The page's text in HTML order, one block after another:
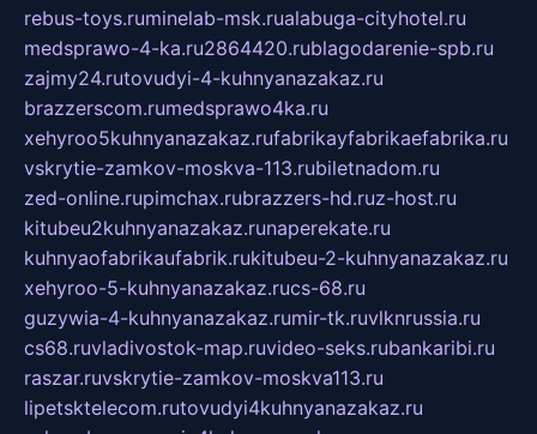
rebus-toys.ruminelab-msk.rualabuga-cityhotel.ru
medsprawo-4-ka.ru2864420.rublagodarenie-spb.ru
zajmy24.rutovudyi-4-kuhnyanazakaz.ru
brazzerscom.rumedsprawo4ka.ru
xehyroo5kuhnyanazakaz.rufabrikayfabrikaefabrika.ru
vskrytie-zamkov-moskva-113.rubiletnadom.ru
zed-online.rupimchax.rubrazzers-hd.ruz-host.ru
kitubeu2kuhnyanazakaz.runaperekate.ru
kuhnyaofabrikaufabrik.rukitubeu-2-kuhnyanazakaz.ru
xehyroo-5-kuhnyanazakaz.rucs-68.ru
guzywia-4-kuhnyanazakaz.rumir-tk.ruvlknrussia.ru
cs68.ruvladivostok-map.ruvideo-seks.rubankaribi.ru
raszar.ruvskrytie-zamkov-moskva113.ru
lipetsktelecom.rutovudyi4kuhnyanazakaz.ru